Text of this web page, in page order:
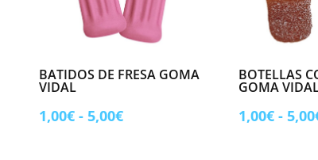
BATIDOS DE FRESA GOMA
VIDAL
1,00€ - 5,00€Rango
BOTELLAS
GOMA
1,00€ - 5,00